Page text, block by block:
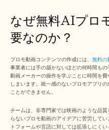
なぜ無料AIプロ
要なのか？
プロモ動画コンテンツの作成には、 無料の
事業者には手の届かないほどの何時間も
動画メーカーの操作を学ぶことに時間を
しまいます。統一感のないプロモアプリ
ことができません。​
チームは、非専門家では映画のような品
らないプロモ動画のアイデアに苦労して
トフォームや言語に対しては拡張しにく
デモ